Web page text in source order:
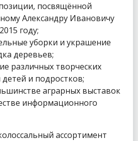
посвящённой
Александру Ивановичу
году;
уборки и украшение
деревьев;
различных творческих
и подростков;
аграрных выставок
информационного
ассортимент